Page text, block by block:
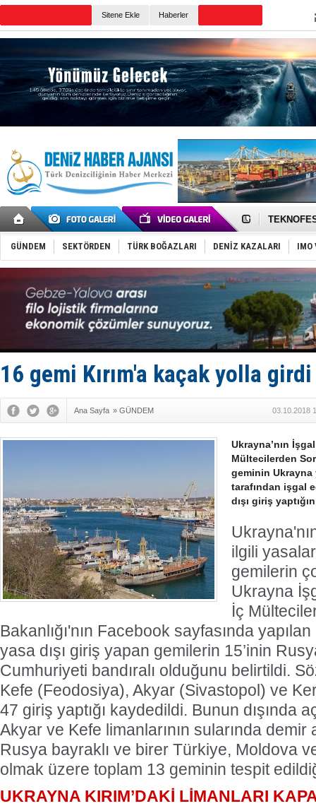
Sitene Ekle Haberler
TAYK -
Tersane
İngiliz
FESCO,
DESE,
35 milyon
İnsansız
Yüzyıl
Anadolu
Derince,
İTU AUV,
GÜNDEM SEKTÖRDEN TÜRK BOĞAZLARI DENİZ KAZALARI IMO
16 gemi Kırım'a kaçak yolla girdi
Ana Sayfa » GÜNDEM 03.10.2018
Ukrayna’nın
Mültecilerden
geminin Ukrayna
tarafından işgal
dışı giriş
ilgili
gemilerin
Ukrayna
İç
Bakanlığı'nın Facebook sayfasında yapılan
yasa dışı giriş yapan gemilerin 15’inin
Cumhuriyeti bandıralı olduğunu belirtildi.
Kefe (Feodosiya), Akyar (Sivastopol) ve
47 giriş yaptığı kaydedildi. Bunun dışında
Akyar ve Kefe limanlarının sularında demir
Rusya bayraklı ve birer Türkiye, Moldova
olmak üzere toplam 13 geminin tespit
UKRAYNA KIRIM’DAKİ LİMANLARI